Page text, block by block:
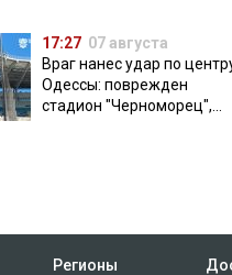
17:27 07 августа
Враг нанес удар по
Одессы: поврежден
стадион "Черноморец",
Регионы